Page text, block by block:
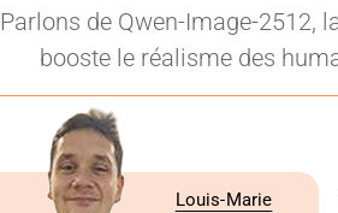
Parlons de Qwen-Image-2512,
booste le réalisme des
Louis-Marie